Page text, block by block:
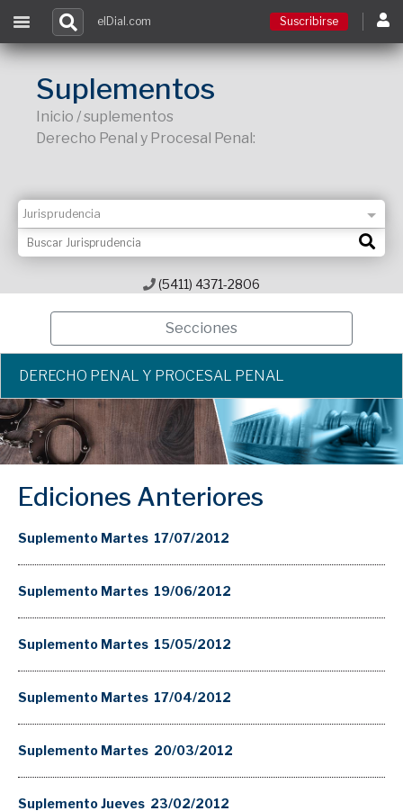
Ingresar
elDial.com Suscribirse
Suplementos
Inicio / suplementos
Derecho Penal y Procesal Penal:
(5411) 4371-2806
Secciones
DERECHO PENAL Y PROCESAL PENAL
Ediciones Anteriores
Suplemento Martes 17/07/2012
Suplemento Martes 19/06/2012
Suplemento Martes 15/05/2012
Suplemento Martes 17/04/2012
Suplemento Martes 20/03/2012
Suplemento Jueves 23/02/2012